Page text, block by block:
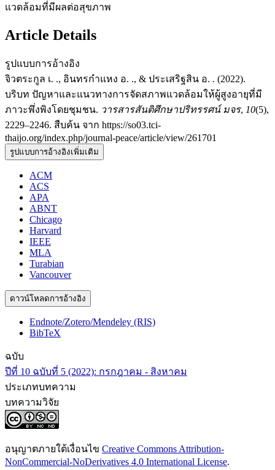
แวดล้อมที่มีผลต่อสุขภาพ
Article Details
รูปแบบการอ้างอิง
จิวตระกูล เ. ., อินทรกำแหง อ. ., & ประเสริฐสิน อ. . (2022).
บริบท ปัญหาและแนวทางการจัดสภาพแวดล้อมให้ผู้สูงอายุที่มี
ภาวะพึ่งพิงโดยชุมชน. วารสารสันติศึกษาปริทรรศน์ มจร, 10(5),
2229–2246. สืบค้น จาก https://so03.tci-
thaijo.org/index.php/journal-peace/article/view/261701
รูปแบบการอ้างอิงเพิ่มเติม
ACM
ACS
APA
ABNT
Chicago
Harvard
IEEE
MLA
Turabian
Vancouver
ดาวน์โหลดการอ้างอิง
Endnote/Zotero/Mendeley (RIS)
BibTeX
ฉบับ
ปีที่ 10 ฉบับที่ 5 (2022): กรกฎาคม - สิงหาคม
ประเภทบทความ
บทความวิจัย
อนุญาตภายใต้เงื่อนไข Creative Commons Attribution-
NonCommercial-NoDerivatives 4.0 International License.